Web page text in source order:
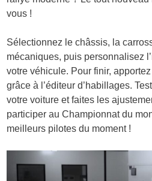
vous !
Sélectionnez le châssis, la
mécaniques, puis personnalisez
votre véhicule. Pour finir,
grâce à l’éditeur d’habillages.
votre voiture et faites les
participer au Championnat du
meilleurs pilotes du moment !